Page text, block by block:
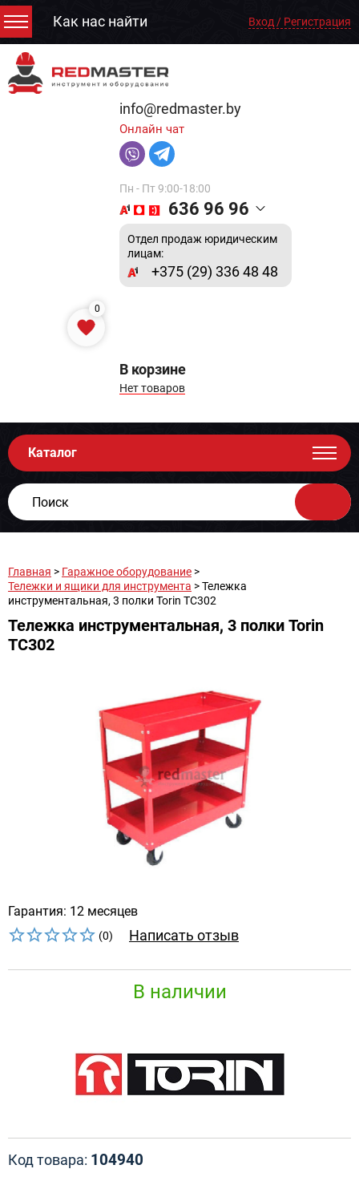
Как нас найти Вход / Регистрация
info@redmaster.by
Онлайн чат
Пн - Пт 9:00-18:00
636 96 96
Отдел продаж юридическим
лицам:
+375 (29) 336 48 48
0
В корзине
Нет товаров
Каталог
Главная > Гаражное оборудование >
Тележки и ящики для инструмента > Тележка
инструментальная, 3 полки Torin TC302
Тележка инструментальная, 3 полки Torin
TC302
Гарантия: 12 месяцев
(0) Написать отзыв
В наличии
Код товара: 104940